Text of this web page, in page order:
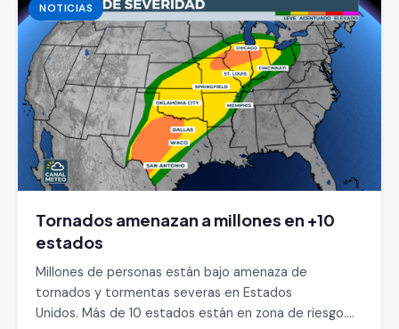
NOTICIAS
Tornados amenazan a millones en +10
estados
Millones de personas están bajo amenaza de
tornados y tormentas severas en Estados
Unidos. Más de 10 estados están en zona de riesgo.